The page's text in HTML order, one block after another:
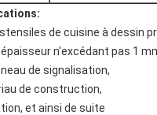
de cuisine à dessin
n'excédant pas 1
de signalisation,
de construction,
et ainsi de suite